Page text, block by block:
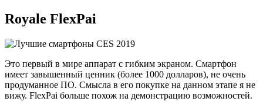
Royale FlexPai
Это первый в мире аппарат с гибким экраном. Смартфон
имеет завышенный ценник (более 1000 долларов), не очень
продуманное ПО. Смысла в его покупке на данном этапе я не
вижу. FlexPai больше похож на демонстрацию возможностей.